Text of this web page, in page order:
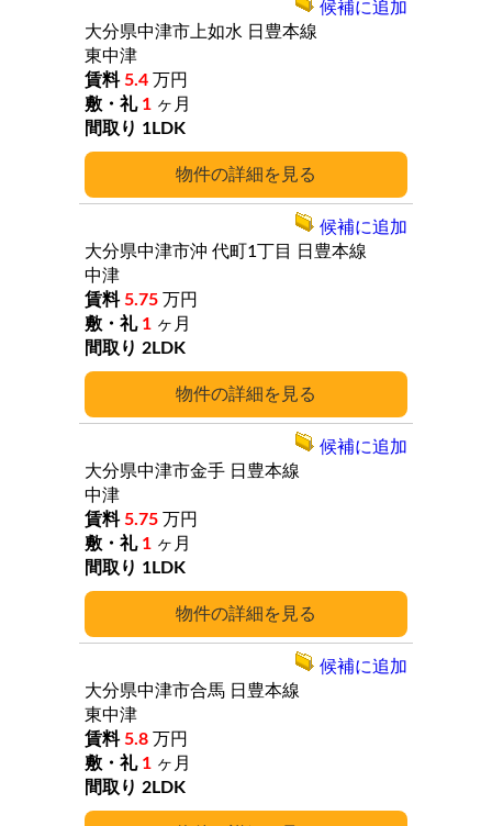
詳細
大分県中津市上如水 日豊本線
東中津
5.4 万円
1 ヶ月
1LDK
候補に追加
詳細
大分県中津市沖 代町1丁目
日豊本線
中津
5.75 万円
1 ヶ月
2LDK
候補に追加
詳細
大分県中津市金手 日豊本線
中津
5.75 万円
1 ヶ月
1LDK
候補に追加
大分県中津市合馬 日豊本線
東中津
5.8 万円
1 ヶ月
2LDK
候補に追加